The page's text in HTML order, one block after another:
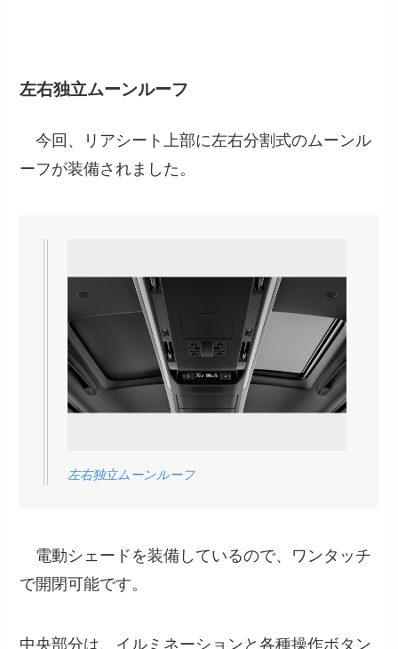
左右独立ムーンルーフ
今回、リアシート上部に左右分割式のムーンル
ーフが装備されました。
左右独立ムーンルーフ
電動シェードを装備しているので、ワンタッチ
で開閉可能です。
中央部分は、イルミネーションと各種操作ボタン